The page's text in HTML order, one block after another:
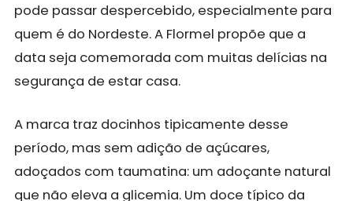
pode passar despercebido, especialmente para
quem é do Nordeste. A Flormel propõe que a
data seja comemorada com muitas delícias na
segurança de estar casa.
A marca traz docinhos tipicamente desse
período, mas sem adição de açúcares,
adoçados com taumatina: um adoçante natural
que não eleva a glicemia. Um doce típico da